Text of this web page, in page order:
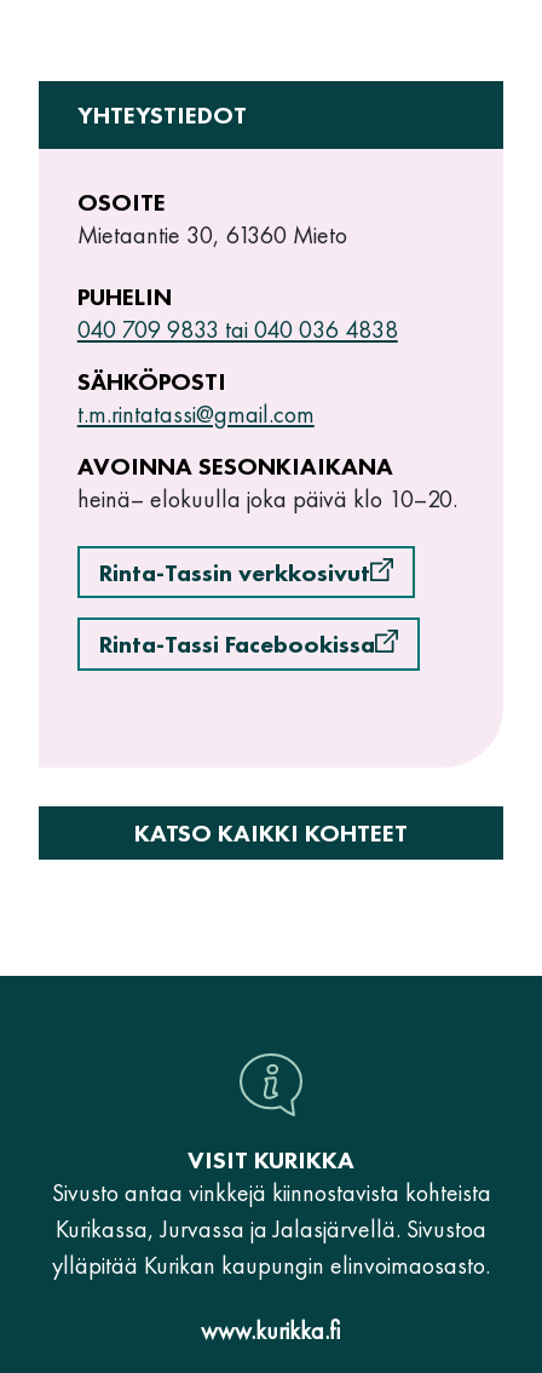
YHTEYSTIEDOT
OSOITE
Mietaantie 30, 61360 Mieto
PUHELIN
040 709 9833 tai 040 036 4838
SÄHKÖPOSTI
t.m.rintatassi@gmail.com
AVOINNA SESONKIAIKANA
heinä– elokuulla joka päivä klo 10–20.
Rinta-Tassin verkkosivut
Rinta-Tassi Facebookissa
KATSO KAIKKI KOHTEET
VISIT KURIKKA
Sivusto antaa vinkkejä kiinnostavista kohteista
Kurikassa, Jurvassa ja Jalasjärvellä. Sivustoa
ylläpitää Kurikan kaupungin elinvoimaosasto.
www.kurikka.fi